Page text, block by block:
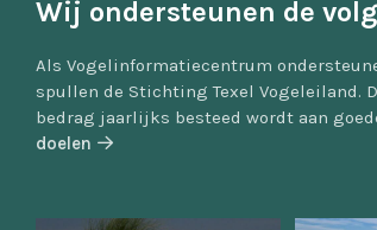
Wij ondersteunen de
Als Vogelinformatiecentrum
spullen de Stichting Texel Vogeleiland.
bedrag jaarlijks besteed wordt aan
doelen